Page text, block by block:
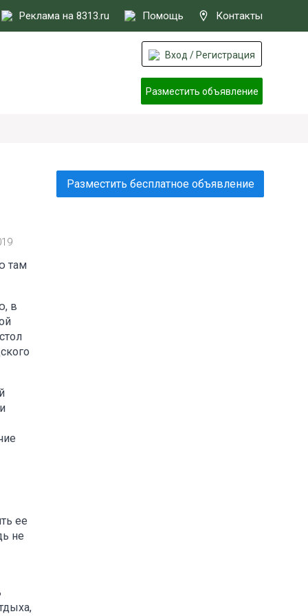
Реклама на 8313.ru Помощь Контакты
Вход / Регистрация
Разместить объявление
там
в
ее
не
Разместить бесплатное объявление